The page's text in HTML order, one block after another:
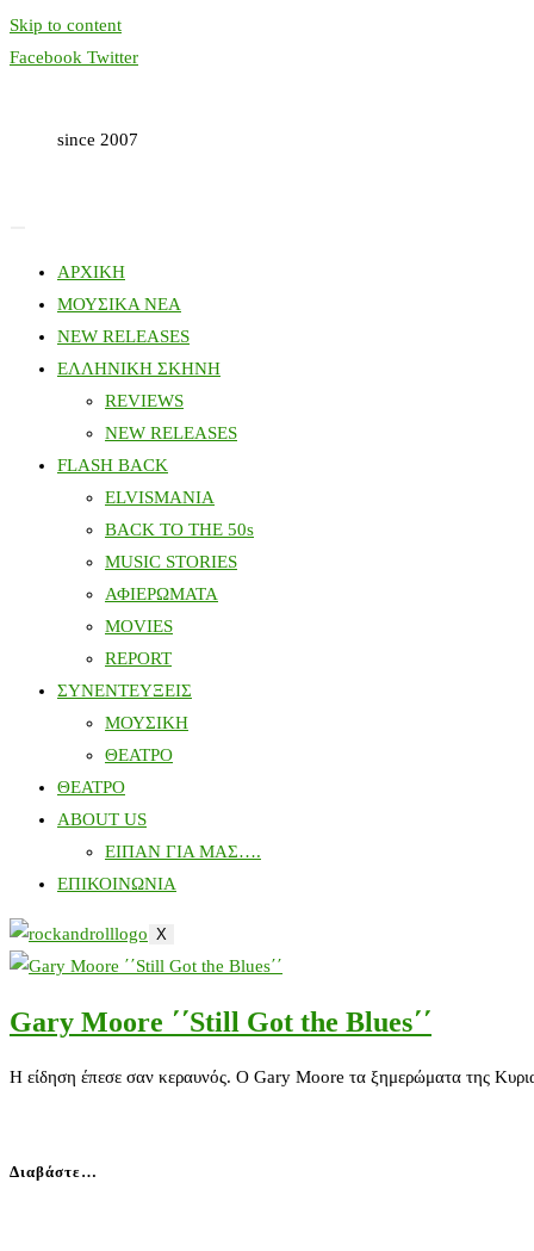
Skip to content
Facebook Twitter
since 2007
ΑΡΧΙΚΗ
ΜΟΥΣΙΚΑ ΝΕΑ
NEW RELEASES
ΕΛΛΗΝΙΚΗ ΣΚΗΝΗ
REVIEWS
NEW RELEASES
FLASH BACK
ELVISMANIA
BACK TO THE 50s
MUSIC STORIES
ΑΦΙΕΡΩΜΑΤΑ
MOVIES
REPORT
ΣΥΝΕΝΤΕΥΞΕΙΣ
ΜΟΥΣΙΚΗ
ΘΕΑΤΡΟ
ΘΕΑΤΡΟ
ABOUT US
ΕΙΠΑΝ ΓΙΑ ΜΑΣ….
ΕΠΙΚΟΙΝΩΝΙΑ
X
Gary Moore ΄΄Still Got the Blues΄΄
Η είδηση έπεσε σαν κεραυνός. Ο Gary Moore τα ξημερώματα της
Διαβάστε…